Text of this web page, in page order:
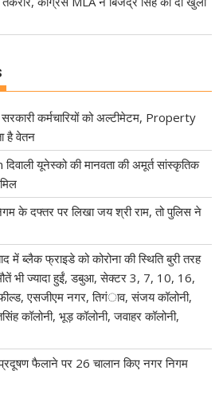
सरकारी कर्मचारियों को अल्टीमेटम, Property
है वेतन
दिवाली यूनेस्को की मानवता की अमूर्त सांस्कृतिक
के दफ्तर पर लिखा जय श्री राम, तो पुलिस ने
में ब्लैक फ्राइडे को कोरोना की स्थिति बुरी तरह
मौतें भी ज्यादा हुईं, डबुआ, सेक्टर 3, 7, 10, 16,
एसजीएम नगर, तिगंाव, संजय कॉलोनी,
कॉलोनी, भूड़ कॉलोनी, जवाहर कॉलोनी,
फैलाने पर 26 चालान किए नगर निगम